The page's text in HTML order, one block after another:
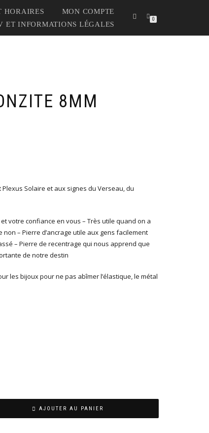
HORAIRES
MON COMPTE
ET INFORMATIONS LÉGALES
0
8MM
Solaire et aux signes du Verseau, du
votre confiance en vous – Très utile quand on a
– Pierre d’ancrage utile aux gens facilement
– Pierre de recentrage qui nous apprend que
de notre destin
les bijoux pour ne pas abîmer l’élastique, le métal
AJOUTER AU PANIER